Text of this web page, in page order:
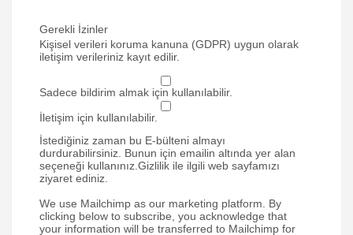
Gerekli İzinler
Kişisel verileri koruma kanuna (GDPR) uygun olarak
iletişim verileriniz kayıt edilir.
Sadece bildirim almak için kullanılabilir.
İletişim için kullanılabilir.
İstediğiniz zaman bu E-bülteni almayı
durdurabilirsiniz. Bunun için emailin altında yer alan
seçeneği kullanınız.Gizlilik ile ilgili web sayfamızı
ziyaret ediniz.
We use Mailchimp as our marketing platform. By
clicking below to subscribe, you acknowledge that
your information will be transferred to Mailchimp for